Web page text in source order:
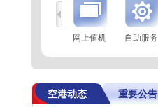
到
航空公司 航班号
MF8637
网上值机 自助服务
空港动态 重要公告